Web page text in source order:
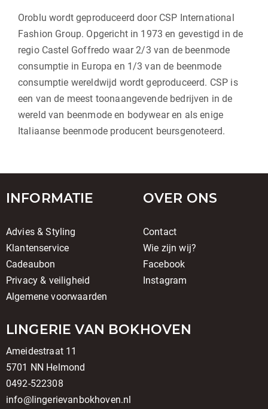
Oroblu wordt geproduceerd door CSP International
Fashion Group. Opgericht in 1973 en gevestigd in de
regio Castel Goffredo waar 2/3 van de beenmode
consumptie in Europa en 1/3 van de beenmode
consumptie wereldwijd wordt geproduceerd. CSP is
een van de meest toonaangevende bedrijven in de
wereld van beenmode en bodywear en als enige
Italiaanse beenmode producent beursgenoteerd.
INFORMATIE
Advies & Styling
Klantenservice
Cadeaubon
Privacy & veiligheid
Algemene voorwaarden
OVER ONS
Contact
Wie zijn wij?
Facebook
Instagram
LINGERIE VAN BOKHOVEN
Ameidestraat 11
5701 NN Helmond
0492-522308
info@lingerievanbokhoven.nl